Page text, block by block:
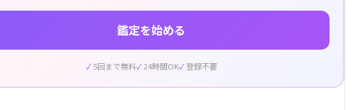
鑑定を始める
5回まで無料 24時間OK 登録不要